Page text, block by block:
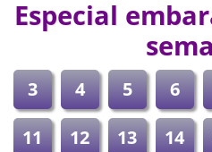
Especial
3 4 5 6
11
12 13 14